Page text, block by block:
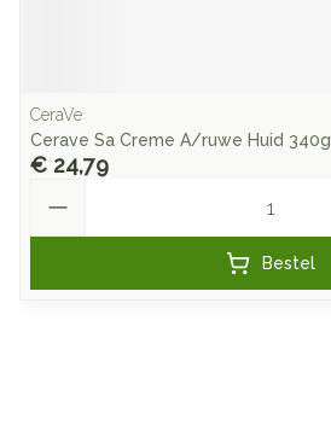
CeraVe
Cerave Sa Creme A/ruwe Huid 340g
€ 24,79
Bestel